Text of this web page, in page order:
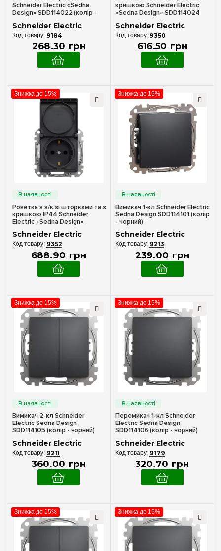
Рамка на 3 місця
Рамка на 4 місця
Рамка на 5 місць
Механізми розеток
Силові 220 V~ із «захистом від дітей»
Силові 220 V~ з кришкою(2)
Комп'ютерні 5 кат.
Комп'ютерні 6 кат.
Телевізійні TV
Телефонна+комп'ютерна(1)
Акустичні
TV+Комп'ютерна(1)
USB Type-C + Type-A (2)
USB тип А(2)
Механізми вимикачів
Вимикачі 1-кл
Вимикачі 2-кл
Проміжні — схема «хрест»(1)
Перемикачі 2-кл
Димери — світлорегулятори
Готельні — карткові
Кнопки 1-кл
Жалюзі/рольставні
Датчики руху
Управління ролетами — жалюзі(2)
Ступінь захисту IP
IP20(32)
IP44(2)
Матеріал виготовлення рамки
Пластик
Schneider Electric «Sedna
Design» SDD114022 (колір -
Schneider Electric
9184
268.30 грн
кришкою Schneider Electric
«Sedna Design» SDD114024
Schneider Electric
9350
616.50 грн
Знижка до 15%
Розетка з з/к зі шторками та з
кришкою IP44 Schneider
Electric «Sedna Design»
SDD214024 (колір - чорний)
Schneider Electric
9352
688.90 грн
Знижка до 15%
Вимикач 1-кл Schneider Electric
Sedna Design SDD114101 (колір
- чорний)
Schneider Electric
9213
239.00 грн
Знижка до 15%
Вимикач 2-кл Schneider
Electric Sedna Design
SDD114105 (колір - чорний)
Schneider Electric
9211
360.00 грн
Знижка до 15%
Перемикач 1-кл Schneider
Electric Sedna Design
SDD114106 (колір - чорний)
Schneider Electric
9179
320.70 грн
Знижка до 15% Знижка до 15%